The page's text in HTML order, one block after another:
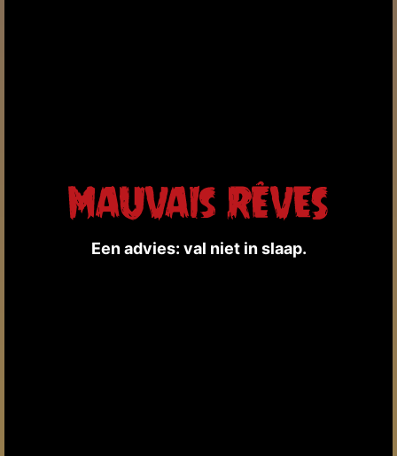
Een advies: val niet in slaap.